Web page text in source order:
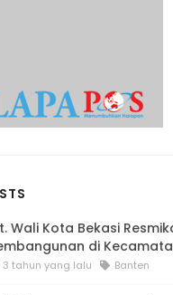
Wali Kota Bekasi
di
3 tahun yang lalu Banten